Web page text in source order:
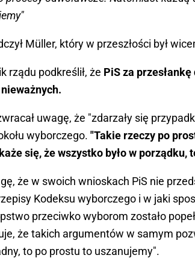
Müller, który w przeszłości był
rządu podkreślił, że PiS za
nieważnych.
uwagę, że "zdarzały się
wyborczego. "Takie rzeczy po
się, że wszystko było w
że w swoich wnioskach PiS nie
Kodeksu wyborczego i w jaki
przeciwko wyborom zostało
że takich argumentów w samym
to po prostu to uszanujemy".